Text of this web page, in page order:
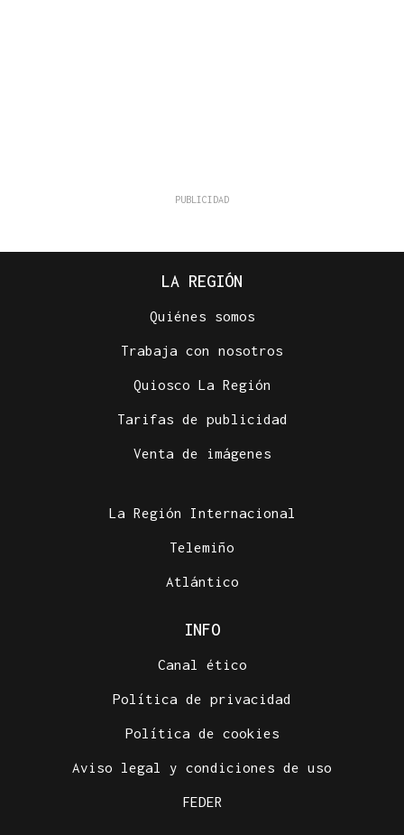
LA REGIÓN
Quiénes somos
Trabaja con nosotros
Quiosco La Región
Tarifas de publicidad
Venta de imágenes
La Región Internacional
Telemiño
Atlántico
INFO
Canal ético
Política de privacidad
Política de cookies
Aviso legal y condiciones de uso
FEDER